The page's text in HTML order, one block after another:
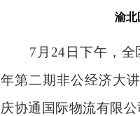
渝北
7月24日下午，
年第二期非公经济大
庆协通国际物流有限